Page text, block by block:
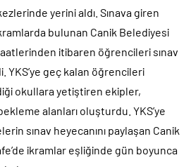
yerini aldı. Sınava giren
bulunan Canik Belediyesi
itibaren öğrencileri sınav
geç kalan öğrencileri
okullara yetiştiren ekipler,
alanları oluşturdu. YKS’ye
sınav heyecanını paylaşan Canik
ikramlar eşliğinde gün boyunca